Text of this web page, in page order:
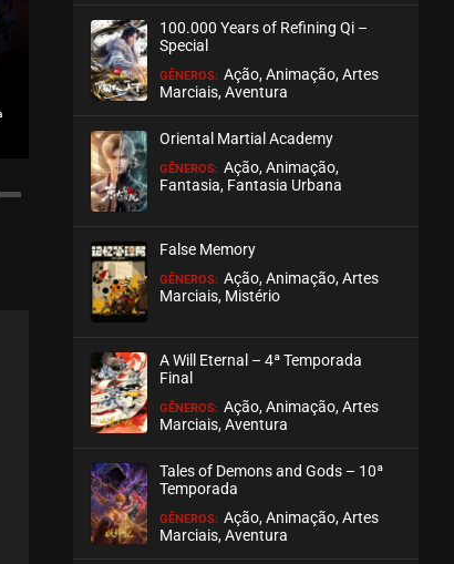
ASSISTIDO
ASSISTIDO
EPISÓDIO 14
ASSISTIDO
ASSISTIDO
ASSISTIDO
EPISÓDIO 11
EPISÓDIO 10
THE ISLAND OF SILIANG
100.000 Years of Refining Qi –
Special
GÊNEROS: Ação, Animação, Artes
Marciais, Aventura
Oriental Martial Academy
GÊNEROS: Ação, Animação,
Fantasia, Fantasia Urbana
False Memory
GÊNEROS: Ação, Animação, Artes
Marciais, Mistério
A Will Eternal – 4ª Temporada
Final
GÊNEROS: Ação, Animação, Artes
Marciais, Aventura
Tales of Demons and Gods – 10ª
Temporada
GÊNEROS: Ação, Animação, Artes
Marciais, Aventura